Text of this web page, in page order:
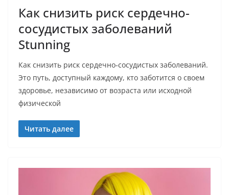
Как снизить риск сердечно-
сосудистых заболеваний
Stunning
Как снизить риск сердечно‑сосудистых заболеваний.
Это путь, доступный каждому, кто заботится о своем
здоровье, независимо от возраста или исходной
физической
Читать далее